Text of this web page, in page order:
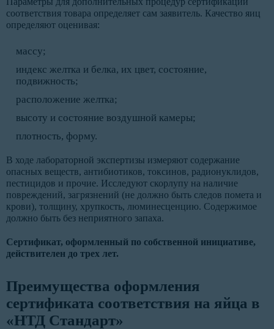
соответствия товара определяет сам заявитель. Качество яиц
определяют оценивая:
массу;
индекс желтка и белка, их цвет, состояние,
подвижность;
расположение желтка;
высоту и состояние воздушной камеры;
плотность, форму.
В ходе лабораторной экспертизы измеряют содержание
опасных веществ, антибиотиков, токсинов, радионуклидов,
пестицидов и прочие. Исследуют скорлупу на наличие
повреждений, загрязнений (не должно быть следов помета и
крови), толщину, хрупкость, люминесценцию. Содержимое
должно быть без неприятного запаха.
Сертификат, оформленный по собственной инициативе,
действителен до трех лет.
Преимущества оформления
сертификата соответствия на яйца в
«НТД Стандарт»